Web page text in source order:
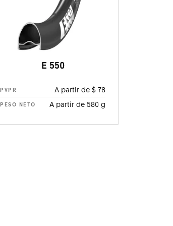
E 550
PVPR A partir de $ 78
PESO NETO A partir de 580 g